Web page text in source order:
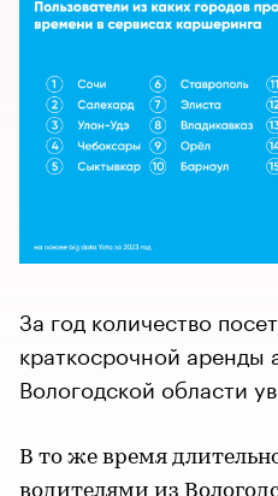
За год количество
краткосрочной аренды
Вологодской области
В то же время